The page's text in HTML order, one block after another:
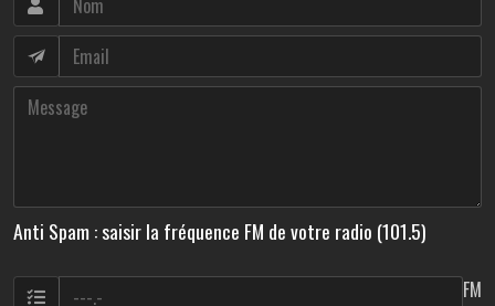
Anti Spam : saisir la fréquence FM de votre radio (101.5)
FM